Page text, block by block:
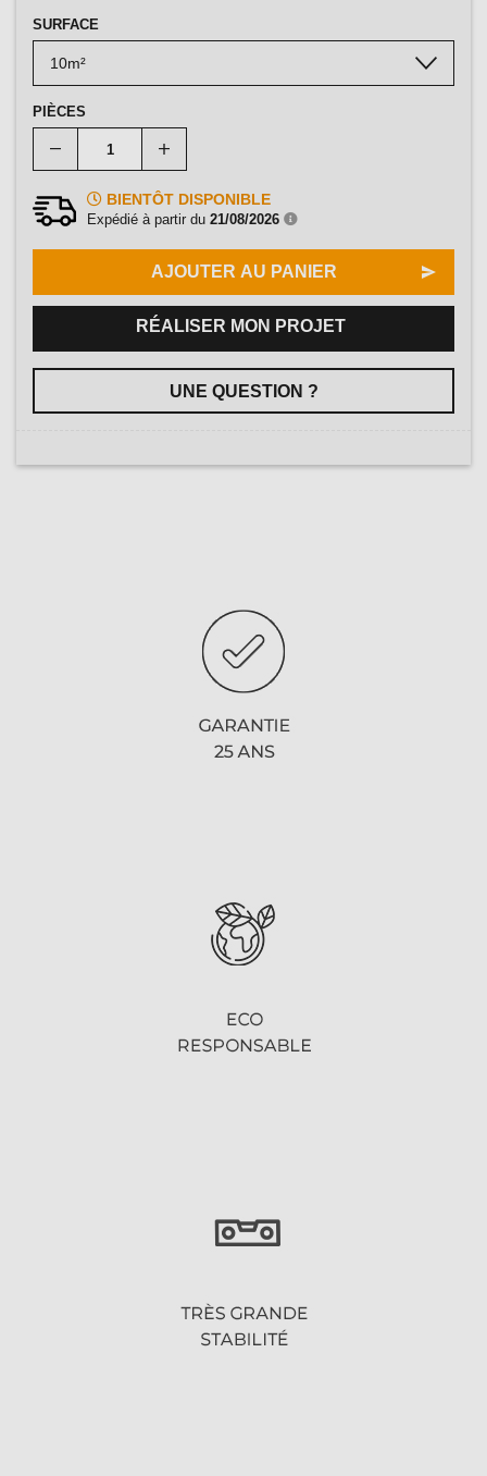
SURFACE
PIÈCES
BIENTÔT DISPONIBLE
Expédié à partir du 21/08/2026
AJOUTER AU PANIER
RÉALISER MON PROJET
UNE QUESTION ?